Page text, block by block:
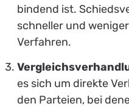
bindend ist.
schneller und
Verfahren.
es sich um direkte
den Parteien, bei